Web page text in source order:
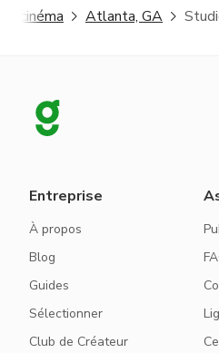
cinéma Atlanta, GA
Entreprise
À propos
Blog
Guides
Sélectionner
Club de Créateur